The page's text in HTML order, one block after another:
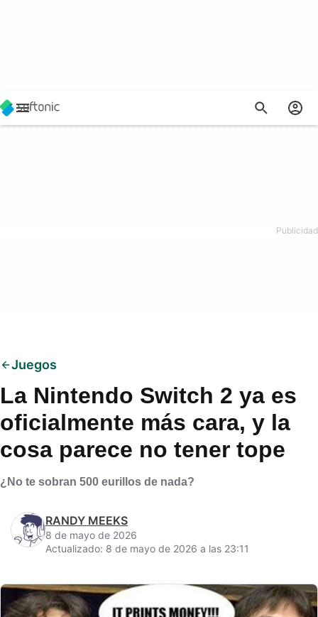
Juegos
La Nintendo Switch 2 ya es
oficialmente más cara, y la
cosa parece no tener tope
¿No te sobran 500 eurillos de nada?
RANDY MEEKS
8 de mayo de 2026
Actualizado: 8 de mayo de 2026 a las 23:11